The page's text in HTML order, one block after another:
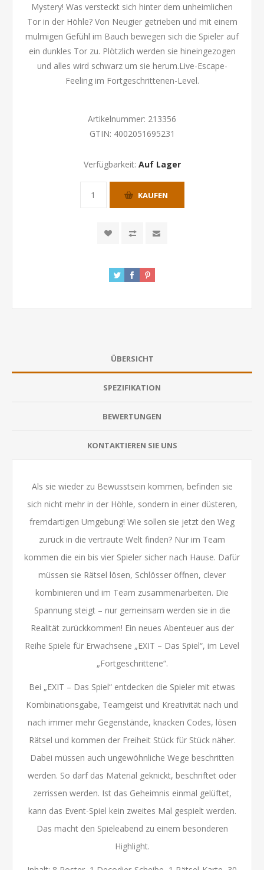
Mystery! Was versteckt sich hinter dem unheimlichen
Tor in der Höhle? Von Neugier getrieben und mit einem
mulmigen Gefühl im Bauch bewegen sich die Spieler auf
ein dunkles Tor zu. Plötzlich werden sie hineingezogen
und alles wird schwarz um sie herum.Live-Escape-
Feeling im Fortgeschrittenen-Level.
Artikelnummer: 213356
GTIN: 4002051695231
Verfügbarkeit: Auf Lager
KAUFEN
ÜBERSICHT
SPEZIFIKATION
BEWERTUNGEN
KONTAKTIEREN SIE UNS
Als sie wieder zu Bewusstsein kommen, befinden sie
sich nicht mehr in der Höhle, sondern in einer düsteren,
fremdartigen Umgebung! Wie sollen sie jetzt den Weg
zurück in die vertraute Welt finden? Nur im Team
kommen die ein bis vier Spieler sicher nach Hause. Dafür
müssen sie Rätsel lösen, Schlösser öffnen, clever
kombinieren und im Team zusammenarbeiten. Die
Spannung steigt – nur gemeinsam werden sie in die
Realität zurückkommen! Ein neues Abenteuer aus der
Reihe Spiele für Erwachsene „EXIT – Das Spiel“, im Level
„Fortgeschrittene“.
Bei „EXIT – Das Spiel“ entdecken die Spieler mit etwas
Kombinationsgabe, Teamgeist und Kreativität nach und
nach immer mehr Gegenstände, knacken Codes, lösen
Rätsel und kommen der Freiheit Stück für Stück näher.
Dabei müssen auch ungewöhnliche Wege beschritten
werden. So darf das Material geknickt, beschriftet oder
zerrissen werden. Ist das Geheimnis einmal gelüftet,
kann das Event-Spiel kein zweites Mal gespielt werden.
Das macht den Spieleabend zu einem besonderen
Highlight.